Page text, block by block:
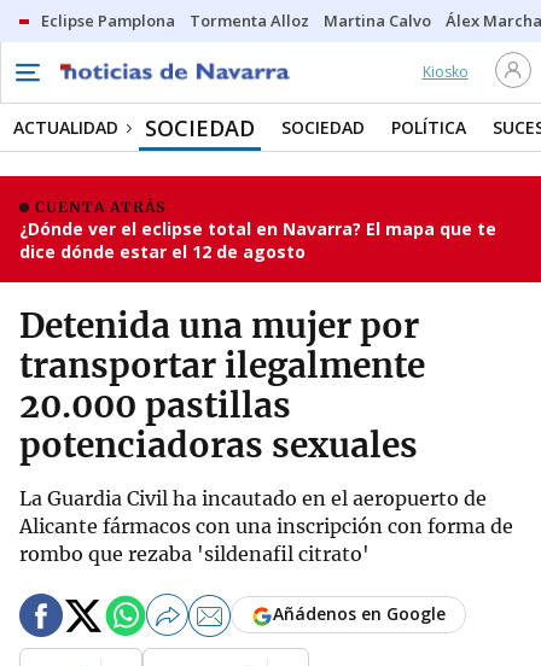
Eclipse Pamplona Tormenta Alloz Martina Calvo Álex
Kiosko
ACTUALIDAD SOCIEDAD SOCIEDAD POLÍTICA
CUENTA ATRÁS
¿Dónde ver el eclipse total en Navarra? El mapa que te
dice dónde estar el 12 de agosto
Detenida una mujer por
transportar ilegalmente
20.000 pastillas
potenciadoras sexuales
La Guardia Civil ha incautado en el aeropuerto de
Alicante fármacos con una inscripción con forma de
rombo que rezaba 'sildenafil citrato'
Añádenos en Google